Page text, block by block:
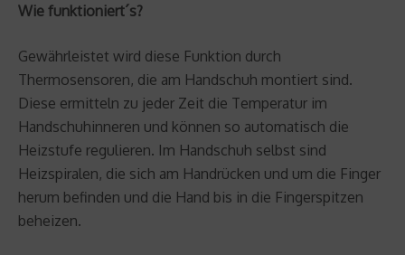
Wie funktioniert´s?
Gewährleistet wird diese Funktion durch
Thermosensoren, die am Handschuh montiert sind.
Diese ermitteln zu jeder Zeit die Temperatur im
Handschuhinneren und können so automatisch die
Heizstufe regulieren. Im Handschuh selbst sind
Heizspiralen, die sich am Handrücken und um die Finger
herum befinden und die Hand bis in die Fingerspitzen
beheizen.